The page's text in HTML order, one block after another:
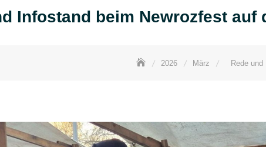
Infostand beim Newrozfest auf
2026 März Rede